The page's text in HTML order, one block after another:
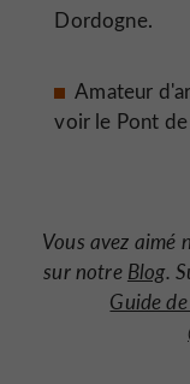
Dordogne.
Amateur
voir le Pont
Vous avez aimé
sur notre Blog.
Guide